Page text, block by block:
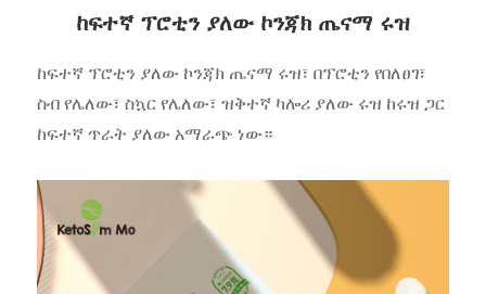
ከፍተኛ ፕሮቲን ያለው ኮንጃክ ጤናማ ሩዝ
ከፍተኛ ፕሮቲን ያለው ኮንጃክ ጤናማ ሩዝ፣ በፕሮቲን የበለፀገ፣
ስብ የሌለው፣ ስኳር የሌለው፣ ዝቅተኛ ካሎሪ ያለው ሩዝ ከሩዝ ጋር
ከፍተኛ ጥራት ያለው አማራጭ ነው።